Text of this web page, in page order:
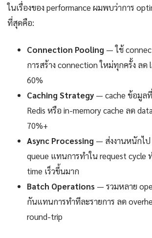
ในเรื่องของ performance ผมพบว่าการ
ที่สุดคือ:
Connection Pooling — ใช้
การสร้าง connection ใหม่ทุกครั้ง ลด
60%
Caching Strategy — cache ข้อมูล
Redis หรือ in-memory cache ลด
70%+
Async Processing — ส่งงานหนักไป
queue แทนการทำใน request cycle
time เร็วขึ้นมาก
Batch Operations — รวมหลาย
กันแทนการทำทีละรายการ ลด
round-trip